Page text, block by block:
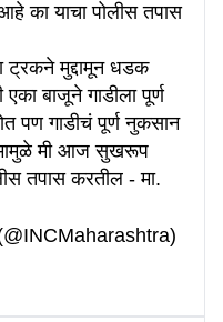
का याचा पोलीस तपास
ट्रकने मुद्दामून धडक
बाजूने गाडीला पूर्ण
पण गाडीचं पूर्ण नुकसान
मी आज सुखरूप
तपास करतील - मा.